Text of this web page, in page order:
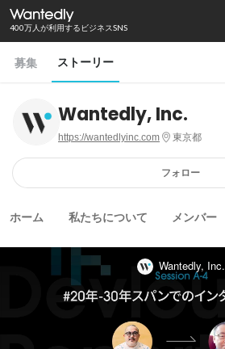
400万人が利用するビジネスSNS
募集 ストーリー
Wantedly, Inc.
https://wantedlyinc.com 東京都
フォロー
ホーム 私たちについて メンバー
Wantedly, Inc.